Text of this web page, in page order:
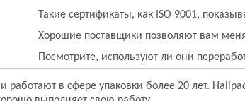
Такие сертификаты, как ISO 9001,
Хорошие поставщики позволяют вам
Посмотрите, используют ли они
работают в сфере упаковки более 20 лет.